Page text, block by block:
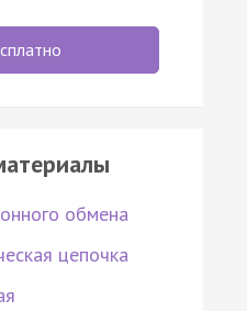
обмена
цепочка